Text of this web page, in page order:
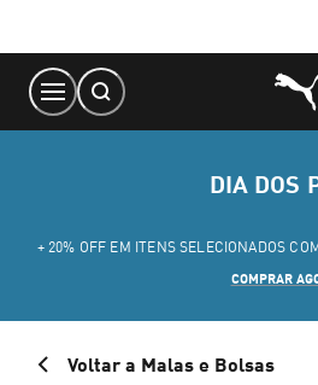
Content
DIA DOS
+ 20% OFF EM ITENS SELECIONADOS
COMPRAR
Voltar a Malas e Bolsas